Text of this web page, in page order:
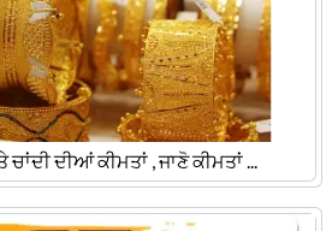
ਦੀਆਂ ਕੀਮਤਾਂ , ਜਾਣੋ ਕੀਮਤਾਂ ...